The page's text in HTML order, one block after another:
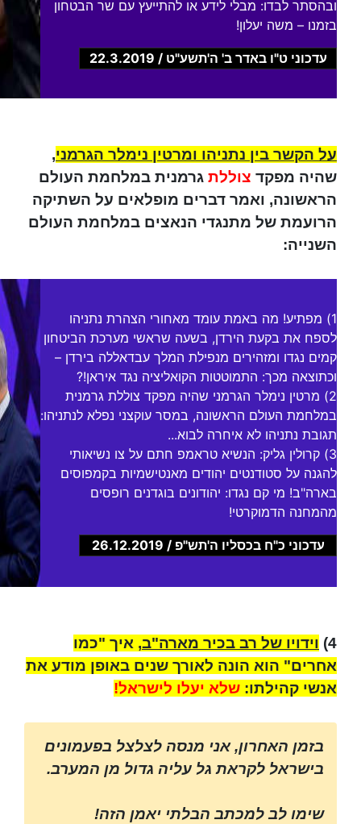
ובהסתר לבדו: מבלי לידע או להתייעץ עם שר הבטחון
בזמנו – משה יעלון!
עדכוני ט"ו באדר ב' ה'תשע"ט / 22.3.2019
על הקשר בין נתניהו ומרטין נימלר הגרמני,
שהיה מפקד צוללת גרמנית במלחמת העולם
הראשונה, ואמר דברים מופלאים על השתיקה
הרועמת של מתנגדי הנאצים במלחמת העולם
השנייה:
1) מפתיע! מה באמת עומד מאחורי הצהרת נתניהו
לספח את בקעת הירדן, בשעה שראשי מערכת הביטחון
קמים נגדו ומזהירים מנפילת המלך עבדאללה בירדן –
וכתוצאה מכך: התמוטטות הקואליציה נגד איראן!?
2) מרטין נימלר הגרמני שהיה מפקד צוללת גרמנית
במלחמת העולם הראשונה, במסר עוקצני נפלא לנתניהו:
תגובת נתניהו לא איחרה לבוא...
3) קרולין גליק: הנשיא טראמפ חתם על צו נשיאותי
להגנה על סטודנטים יהודים מאנטישמיות בקמפוסים
בארה"ב! מי קם נגדו: יהודונים בוגדנים רופסים
מהמחנה הדמוקרטי!
עדכוני כ"ח בכסליו ה'תש"פ / 26.12.2019
4) וידויו של רב בכיר מארה"ב, איך "כמו
אחרים" הוא הונה לאורך שנים באופן מודע את
אנשי קהילתו: שלא יעלו לישראל!
בזמן האחרון, אני מנסה לצלצל בפעמונים
בישראל לקראת גל עליה גדול מן המערב.
שימו לב למכתב הבלתי יאמן הזה!